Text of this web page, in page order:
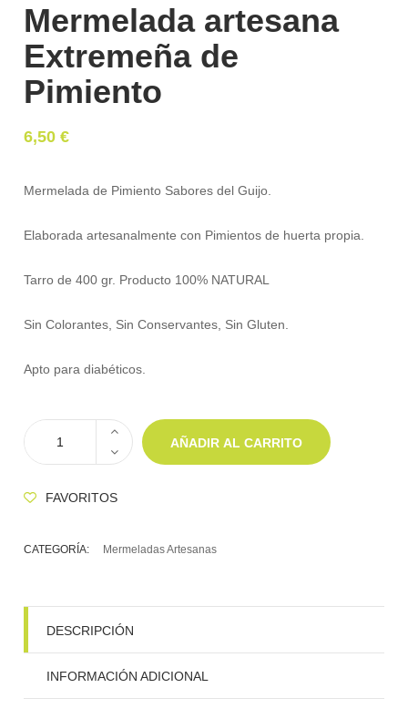
Mermelada artesana
Extremeña de
Pimiento
6,50€
Mermelada de Pimiento Sabores del Guijo.
Elaborada artesanalmente con Pimientos de huerta propia.
Tarro de 400 gr. Producto 100% NATURAL
Sin Colorantes, Sin Conservantes, Sin Gluten.
Apto para diabéticos.
AÑADIR AL CARRITO
FAVORITOS
CATEGORÍA: Mermeladas Artesanas
DESCRIPCIÓN
INFORMACIÓN ADICIONAL